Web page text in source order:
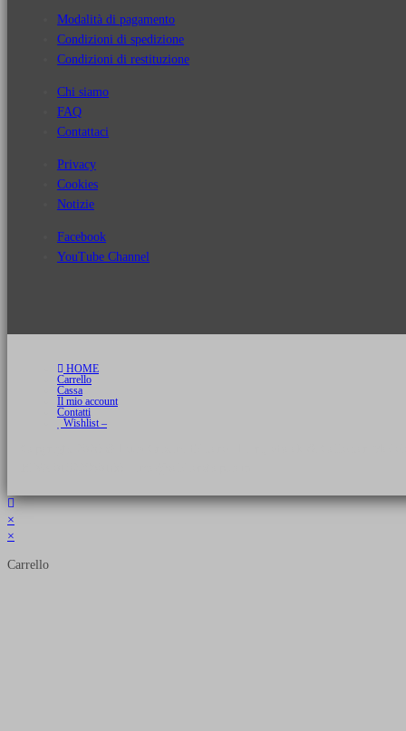
Modalità di pagamento
Condizioni di spedizione
Condizioni di restituzione
Chi siamo
FAQ
Contattaci
Privacy
Cookies
Notizie
Facebook
YouTube Channel
HOME
Carrello
Cassa
Il mio account
Contatti
Wishlist –
×
×
Carrello